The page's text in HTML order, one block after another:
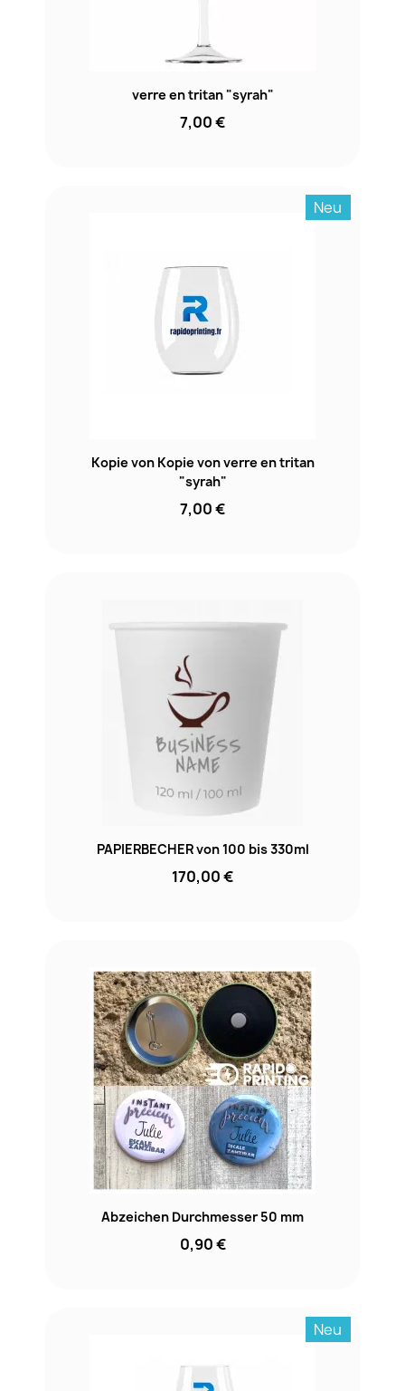
verre en tritan "syrah"
7,00 €
Neu
Kopie von Kopie von verre en tritan
"syrah"
7,00 €
PAPIERBECHER von 100 bis 330ml
170,00 €
Abzeichen Durchmesser 50 mm
0,90 €
Neu